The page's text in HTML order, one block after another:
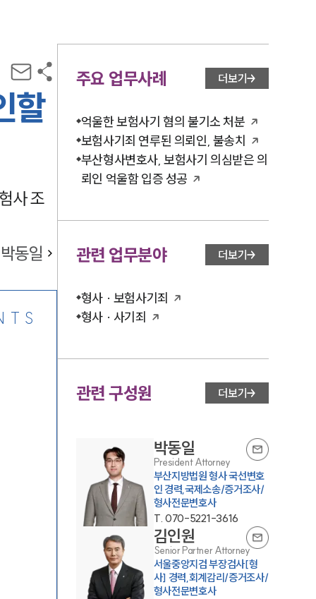
할
사 조
박동일
주요 업무사례 더보기
억울한 보험사기 혐의 불기소 처분
보험사기죄 연루된 의뢰인, 불송치
부산형사변호사, 보험사기 의심받은 의
뢰인 억울함 입증 성공
관련 업무분야 더보기
형사 · 보험사기죄
형사 · 사기죄
관련 구성원 더보기
박동일
President Attorney
부산지방법원 형사 국선변호
인 경력,국제소송/증거조사/
형사전문변호사
T. 070-5221-3616
김인원
Senior Partner Attorney
서울중앙지검 부장검사[형
사] 경력,회계감리/증거조사/
형사전문변호사